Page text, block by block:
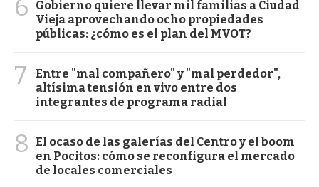
6
Gobierno quiere llevar mil familias a Ciudad
Vieja aprovechando ocho propiedades
públicas: ¿cómo es el plan del MVOT?
7
Entre "mal compañero" y "mal perdedor",
altísima tensión en vivo entre dos
integrantes de programa radial
8
El ocaso de las galerías del Centro y el boom
en Pocitos: cómo se reconfigura el mercado
de locales comerciales